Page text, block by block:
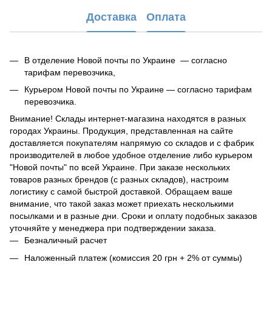
Доставка Оплата
В отделение Новой почты по Украине — согласно
тарифам перевозчика,
Курьером Новой почты по Украине — согласно тарифам
перевозчика.
Внимание! Склады интернет-магазина находятся в разных
городах Украины. Продукция, представленная на сайте
доставляется покупателям напрямую со складов и с фабрик
производителей в любое удобное отделение либо курьером
"Новой почты" по всей Украине. При заказе нескольких
товаров разных брендов (с разных складов), настроим
логистику с самой быстрой доставкой. Обращаем ваше
внимание, что такой заказ может приехать несколькими
посылками и в разные дни. Сроки и оплату подобных заказов
уточняйте у менеджера при подтверждении заказа.
Безналичный расчет
Наложенный платеж (комиссия 20 грн + 2% от суммы)